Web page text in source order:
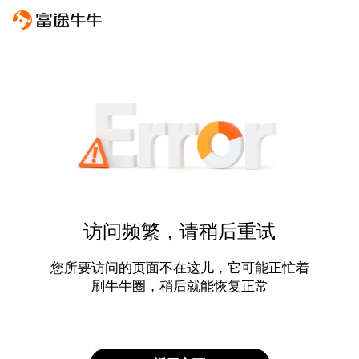
访问频繁，请稍后重试
您所要访问的页面不在这儿，它可能正忙着
刷牛牛圈，稍后就能恢复正常